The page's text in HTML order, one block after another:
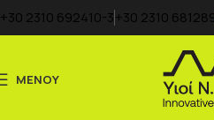
+30 2310 692410-3+30 2310
ΜΕΝΟΥ